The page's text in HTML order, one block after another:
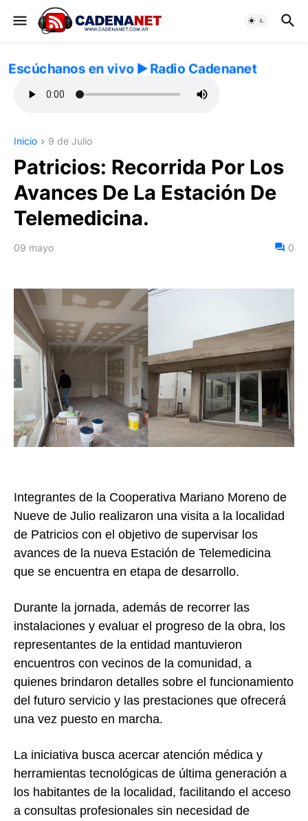
Escúchanos en vivo ▶️ Radio Cadenanet
Inicio 9 de Julio
Patricios: Recorrida Por Los
Avances De La Estación De
Telemedicina.
09 mayo 0
Integrantes de la Cooperativa Mariano Moreno de
Nueve de Julio realizaron una visita a la localidad
de Patricios con el objetivo de supervisar los
avances de la nueva Estación de Telemedicina
que se encuentra en etapa de desarrollo.
Durante la jornada, además de recorrer las
instalaciones y evaluar el progreso de la obra, los
representantes de la entidad mantuvieron
encuentros con vecinos de la comunidad, a
quienes brindaron detalles sobre el funcionamiento
del futuro servicio y las prestaciones que ofrecerá
una vez puesto en marcha.
La iniciativa busca acercar atención médica y
herramientas tecnológicas de última generación a
los habitantes de la localidad, facilitando el acceso
a consultas profesionales sin necesidad de